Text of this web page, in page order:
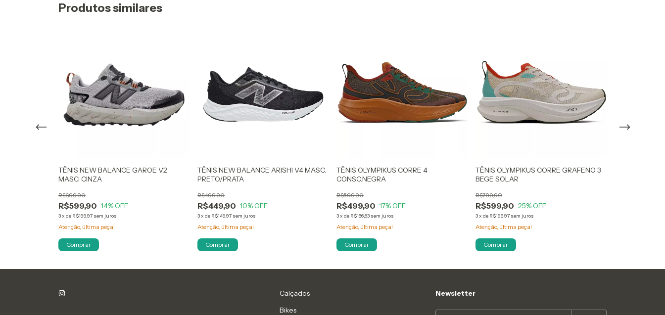
Produtos similares
TÊNIS NEW BALANCE GAROE V2
MASC. CINZA
R$599,90
R$699,90
14% OFF
3x de R$199,97 sem juros
Atenção, última peça!
Comprar
TÊNIS NEW BALANCE ARISHI V4 MASC.
PRETO/PRATA
R$449,90
R$499,90
10% OFF
3x de R$149,97 sem juros
Atenção, última peça!
Comprar
TÊNIS OLYMPIKUS CORRE 4
CONSC.NEGRA
R$499,90
R$599,90
17% OFF
3x de R$166,63 sem juros
Atenção, última peça!
Comprar
TÊNIS OLYMPIKUS CORRE GRAFENO 3
BEGE SOLAR
R$599,90
R$799,90
25% OFF
3x de R$199,97 sem juros
Atenção, última peça!
Comprar
Calçados
Bikes
Newsletter